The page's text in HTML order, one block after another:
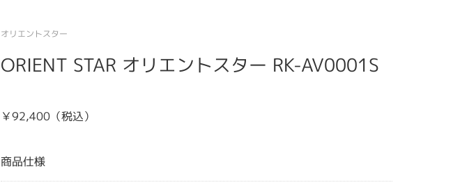
オリエントスター
ORIENT STAR オリエントスター RK-AV0001S
￥92,400（税込）
商品仕様